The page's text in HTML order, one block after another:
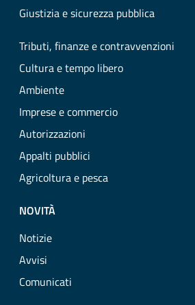
Giustizia e sicurezza pubblica
Tributi, finanze e contravvenzioni
Cultura e tempo libero
Ambiente
Imprese e commercio
Autorizzazioni
Appalti pubblici
Agricoltura e pesca
NOVITÀ
Notizie
Avvisi
Comunicati